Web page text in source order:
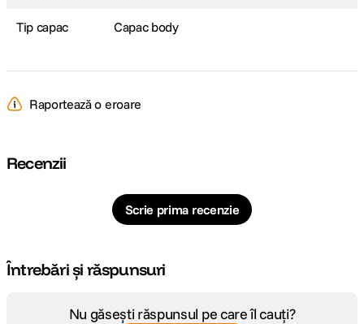
Tip capac Capac body
Raportează o eroare
Recenzii
Scrie prima recenzie
Întrebări și răspunsuri
Nu găsești răspunsul pe care îl cauți?